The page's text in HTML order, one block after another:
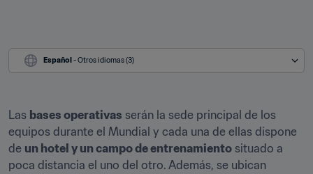
Español - Otros idiomas (3)
Las bases operativas serán la sede principal de los
equipos durante el Mundial y cada una de ellas dispone
de un hotel y un campo de entrenamiento situado a
poca distancia el uno del otro. Además, se ubican